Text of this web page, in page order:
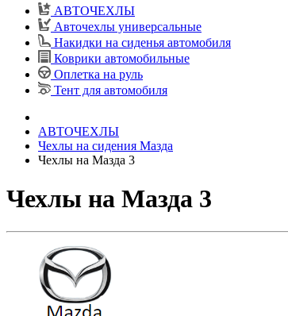
АВТОЧЕХЛЫ
Авточехлы универсальные
Накидки на сиденья автомобиля
Коврики автомобильные
Оплетка на руль
Тент для автомобиля
АВТОЧЕХЛЫ
Чехлы на сидения Мазда
Чехлы на Мазда 3
Чехлы на Мазда 3